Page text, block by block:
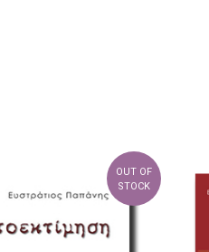
OUT OF
STOCK